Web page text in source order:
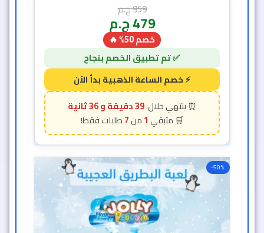
959ج.م
479ج.م
خصم 50% 🔥
39 دقيقة و 34 ثانية
1
7
-50%